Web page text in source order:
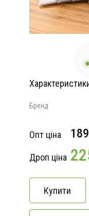
Бренд
Опт ціна
Дроп ціна
Купити